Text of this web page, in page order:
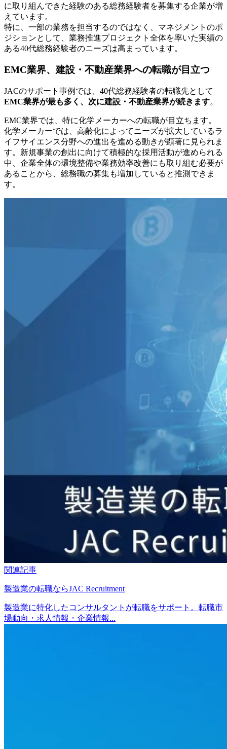
に取り組んできた経験のある総務経験者を募集する企業が増
えています。
特に、一部の業務を担当するのではなく、マネジメントのポ
ジションとして、業務推進プロジェクト全体を率いた実績の
ある40代総務経験者のニーズは高まっています。
EMC業界、建設・不動産業界への転職が目立つ
JACのサポート事例では、40代総務経験者の転職先として
EMC業界が最も多く、次に建設・不動産業界が続きます。
EMC業界では、特に化学メーカーへの転職が目立ちます。
化学メーカーでは、高齢化によってニーズが拡大しているラ
イフサイエンス分野への進出を進める動きが顕著に見られま
す。新規事業の創出に向けて積極的な採用活動が進められる
中、企業全体の環境整備や業務効率改善にも取り組む必要が
あることから、総務職の募集も増加していると推測できま
す。
関連記事
製造業の転職ならJAC Recruitment
製造業に特化したコンサルタントが転職をサポート。転職市
場動向・求人情報・企業情報...